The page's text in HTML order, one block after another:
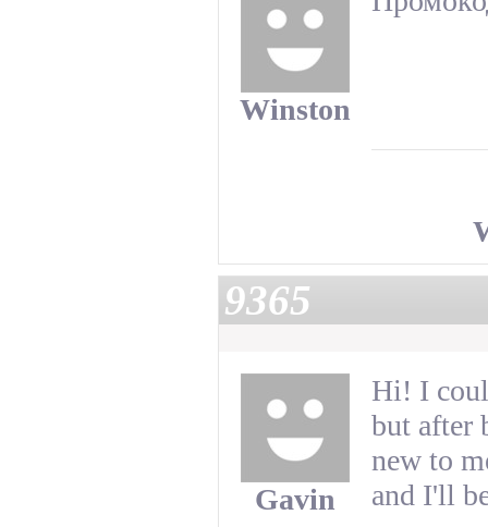
Winston
9365
Gavin
Hi! I
but after
new to
and I'll